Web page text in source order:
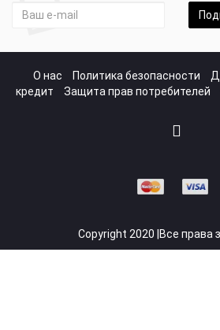
О нас Политика безопасности
кредит
Защита прав потребителей
Copyright 2020 |Все права